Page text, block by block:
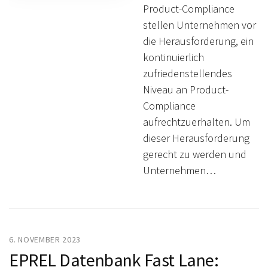
Product-Compliance
stellen Unternehmen vor
die Herausforderung, ein
kontinuierlich
zufriedenstellendes
Niveau an Product-
Compliance
aufrechtzuerhalten. Um
dieser Herausforderung
gerecht zu werden und
Unternehmen…
6. NOVEMBER 2023
EPREL Datenbank Fast Lane: